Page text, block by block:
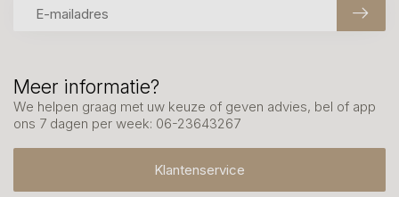
Meer informatie?
We helpen graag met uw keuze of geven advies, bel of app
ons 7 dagen per week: 06-23643267
Klantenservice